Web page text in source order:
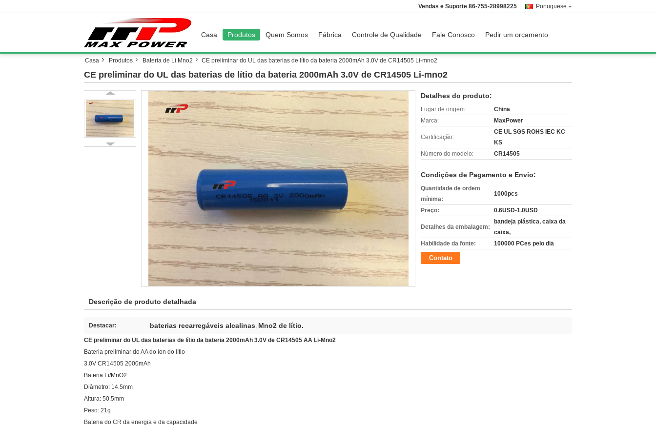
Portuguese
Vendas e Suporte 86-755-28998225
Casa Produtos Quem Somos Fábrica Controle de Qualidade Fale Conosco Pedir um orçamento
Casa Produtos Bateria de Li Mno2 CE preliminar do UL das baterias de lítio da bateria 2000mAh 3.0V de CR14505 Li-mno2
CE preliminar do UL das baterias de lítio da bateria 2000mAh 3.0V de CR14505 Li-mno2
Detalhes do produto:
Lugar de origem:
China
Marca:
MaxPower
Certificação:
CE UL SGS ROHS IEC KC
KS
Número do modelo:
CR14505
Condições de Pagamento e Envio:
Quantidade de ordem
mínima:
1000pcs
Preço: 0.6USD-1.0USD
Detalhes da embalagem:
bandeja plástica, caixa da
caixa,
Habilidade da fonte:
100000 PCes pelo dia
Contato
Descrição de produto detalhada
Destacar: baterias recarregáveis alcalinas, Mno2 de lítio.
CE preliminar do UL das baterias de lítio da bateria 2000mAh 3.0V de CR14505 AA Li-Mno2
Bateria preliminar do AA do íon do lítio
3.0V CR14505 2000mAh
Bateria Li/MnO2
Diâmetro: 14.5mm
Altura: 50.5mm
Peso: 21g
Bateria do CR da energia e da capacidade